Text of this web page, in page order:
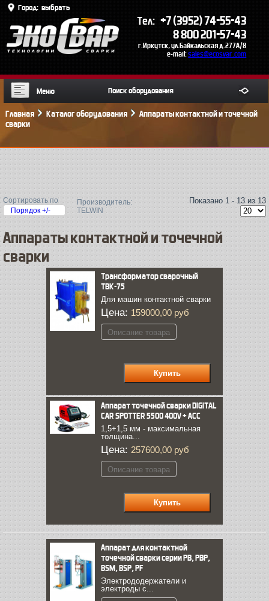
Город: выбрать
Тел: +7 (3952) 74-55-43
8 800 201-57-43
г.Иркутск, ул.Байкальская д.277А/8
e-mail:sales@ecosvar.com
Меню
Главная Каталог оборудования
Аппараты контактной и точечной
сварки
Сортировать по
Порядок +/-
Производитель:
TELWIN
Показано 1 - 13 из 13
Аппараты контактной и точечной
сварки
Трансформатор сварочный
ТВК-75
Для машин контактной сварки
Цена: 159000,00 руб
Описание товара
Аппарат точечной сварки DIGITAL
CAR SPOTTER 5500 400V + ACC
1,5+1,5 мм - максимальная
толщина...
Цена: 257600,00 руб
Описание товара
Аппарат для контактной
точечной сварки серии PB, PBP,
BSM, BSP, PF
Электрододержатели и
электроды с...